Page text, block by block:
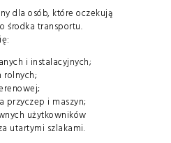
dla osób, które oczekują
środka transportu.
i instalacyjnych;
rolnych;
przyczep i maszyn;
użytkowników
utartymi szlakami.